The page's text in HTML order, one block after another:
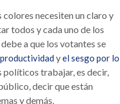
necesiten un claro y
todos y cada uno de los
a que los votantes se
yel sesgo por lo
políticos trabajar, es decir,
decir que están
y demás.